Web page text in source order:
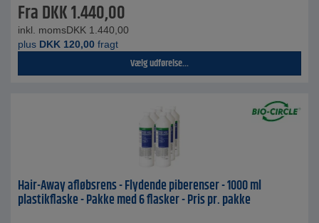
FraDKK1.440,00
inkl. momsDKK 1.440,00
plus DKK 120,00 fragt
Vælg udførelse...
Hair-Away afløbsrens - Flydende piberenser - 1000 ml
plastikflaske - Pakke med 6 flasker - Pris pr. pakke